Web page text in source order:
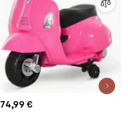
74,99 €